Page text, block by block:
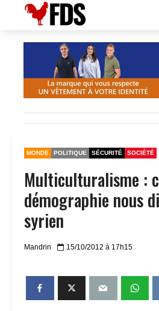
MONDE POLITIQUE SÉCURITÉ SOCIÉTÉ
Multiculturalisme :
démographie nous
syrien
Mandrin 15/10/2012 à 17h15